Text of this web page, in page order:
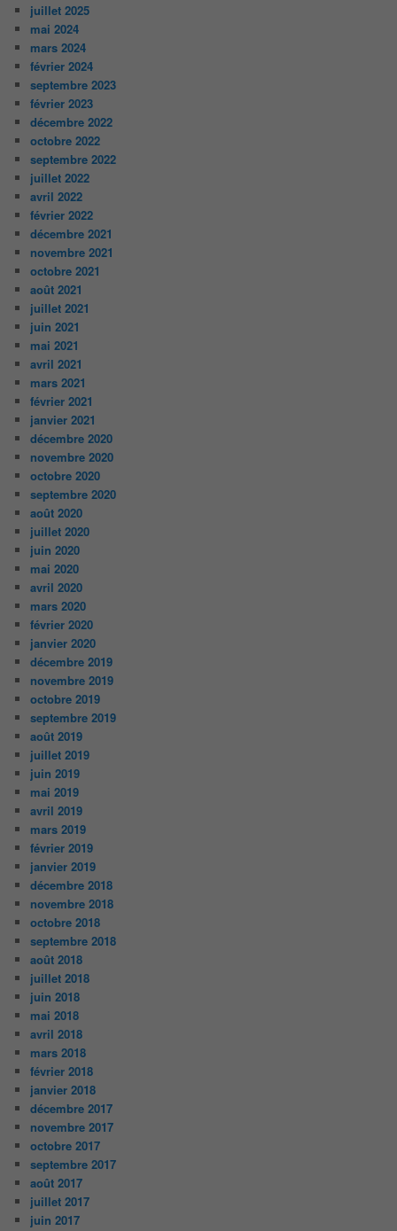
juillet 2025
mai 2024
mars 2024
février 2024
septembre 2023
février 2023
décembre 2022
octobre 2022
septembre 2022
juillet 2022
avril 2022
février 2022
décembre 2021
novembre 2021
octobre 2021
août 2021
juillet 2021
juin 2021
mai 2021
avril 2021
mars 2021
février 2021
janvier 2021
décembre 2020
novembre 2020
octobre 2020
septembre 2020
août 2020
juillet 2020
juin 2020
mai 2020
avril 2020
mars 2020
février 2020
janvier 2020
décembre 2019
novembre 2019
octobre 2019
septembre 2019
août 2019
juillet 2019
juin 2019
mai 2019
avril 2019
mars 2019
février 2019
janvier 2019
décembre 2018
novembre 2018
octobre 2018
septembre 2018
août 2018
juillet 2018
juin 2018
mai 2018
avril 2018
mars 2018
février 2018
janvier 2018
décembre 2017
novembre 2017
octobre 2017
septembre 2017
août 2017
juillet 2017
juin 2017